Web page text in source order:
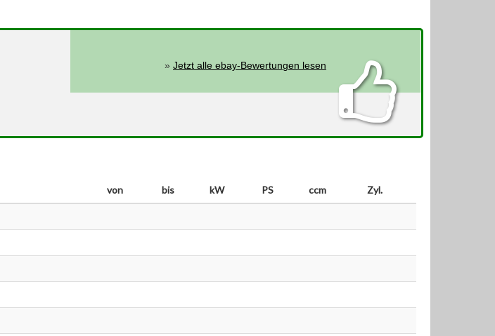
»Jetzt alle ebay-Bewertungen lesen
von bis kW PS ccm Zyl.